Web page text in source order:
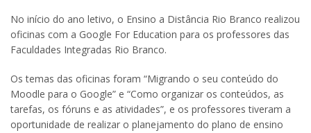
No início do ano letivo, o Ensino a Distância Rio Branco realizou
oficinas com a Google For Education para os professores das
Faculdades Integradas Rio Branco.
Os temas das oficinas foram “Migrando o seu conteúdo do
Moodle para o Google” e “Como organizar os conteúdos, as
tarefas, os fóruns e as atividades”, e os professores tiveram a
oportunidade de realizar o planejamento do plano de ensino